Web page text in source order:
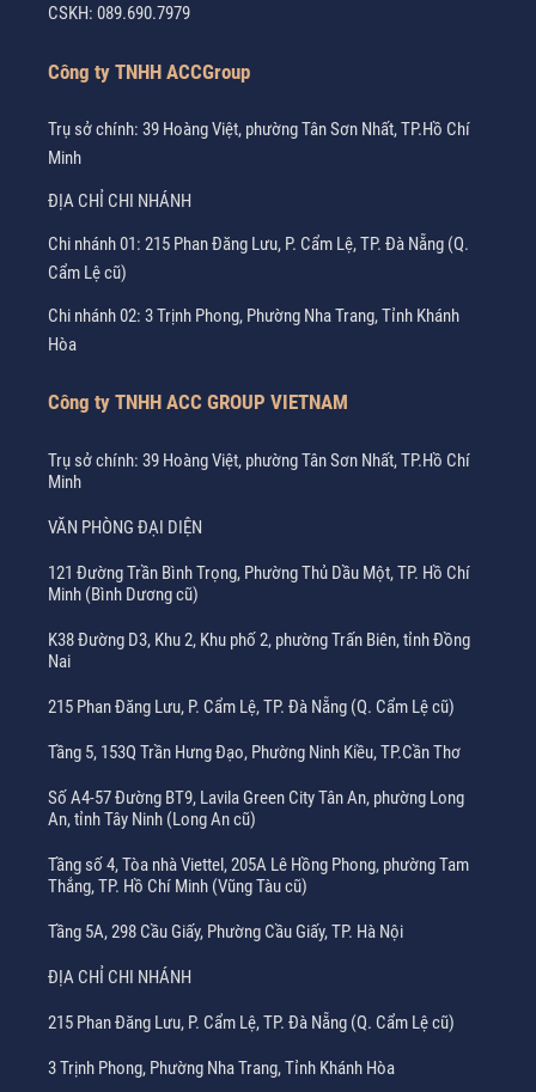
CSKH: 089.690.7979
Công ty TNHH ACCGroup
Trụ sở chính: 39 Hoàng Việt, phường Tân Sơn Nhất, TP.Hồ Chí
Minh
ĐỊA CHỈ CHI NHÁNH
Chi nhánh 01: 215 Phan Đăng Lưu, P. Cẩm Lệ, TP. Đà Nẵng (Q.
Cẩm Lệ cũ)
Chi nhánh 02: 3 Trịnh Phong, Phường Nha Trang, Tỉnh Khánh
Hòa
Công ty TNHH ACC GROUP VIETNAM
Trụ sở chính: 39 Hoàng Việt, phường Tân Sơn Nhất, TP.Hồ Chí
Minh
VĂN PHÒNG ĐẠI DIỆN
121 Đường Trần Bình Trọng, Phường Thủ Dầu Một, TP. Hồ Chí
Minh (Bình Dương cũ)
K38 Đường D3, Khu 2, Khu phố 2, phường Trấn Biên, tỉnh Đồng
Nai
215 Phan Đăng Lưu, P. Cẩm Lệ, TP. Đà Nẵng (Q. Cẩm Lệ cũ)
Tầng 5, 153Q Trần Hưng Đạo, Phường Ninh Kiều, TP.Cần Thơ
Số A4-57 Đường BT9, Lavila Green City Tân An, phường Long
An, tỉnh Tây Ninh (Long An cũ)
Tầng số 4, Tòa nhà Viettel, 205A Lê Hồng Phong, phường Tam
Thắng, TP. Hồ Chí Minh (Vũng Tàu cũ)
Tầng 5A, 298 Cầu Giấy, Phường Cầu Giấy, TP. Hà Nội
ĐỊA CHỈ CHI NHÁNH
215 Phan Đăng Lưu, P. Cẩm Lệ, TP. Đà Nẵng (Q. Cẩm Lệ cũ)
3 Trịnh Phong, Phường Nha Trang, Tỉnh Khánh Hòa